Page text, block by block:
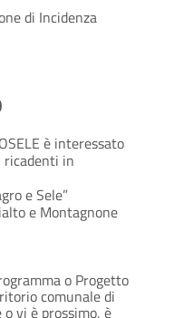
di Incidenza
è interessato
ricadenti in
e Sele”
e Montagnone
o Progetto
comunale di
vi è prossimo, è